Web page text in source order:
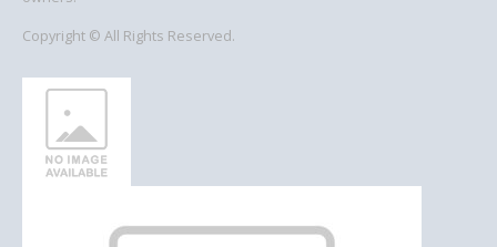
Copyright © All Rights Reserved.